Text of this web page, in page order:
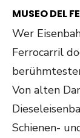
MUSEO DEL
Wer
Ferrocarril
Von alten
Schienen-